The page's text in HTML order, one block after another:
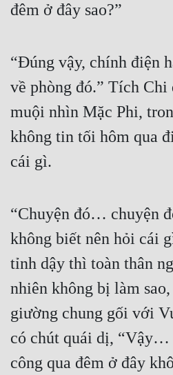
Đông Phương
Đông Phương Huyền Huyễn
Đồng Nhân
Cẩu Đạo Trường Sinh
Ngự Thú
Truyện Nam
Truyện Nữ
Vô Địch Lưu
Xây Dựng Thế Lực
đêm ở đây sao?”
“Đúng vậy, chính điện
về phòng đó.” Tích Chi
muội nhìn Mặc Phi,
không tin tối hôm qua
cái gì.
“Chuyện đó… chuyện
không biết nên hỏi cái
tỉnh dậy thì toàn thân
nhiên không bị làm
giường chung gối với
có chút quái dị, “Vậy…
công qua đêm ở đây